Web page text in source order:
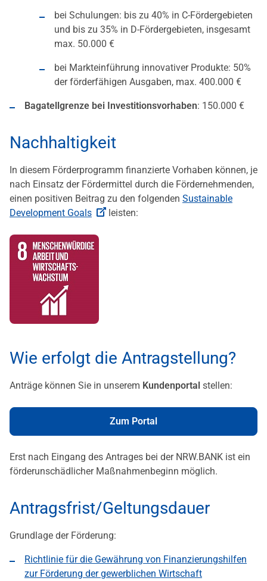
bei Schulungen: bis zu 40% in C-Fördergebieten
und bis zu 35% in D-Fördergebieten, insgesamt
max. 50.000 €
bei Markteinführung innovativer Produkte: 50%
der förderfähigen Ausgaben, max. 400.000 €
Bagatellgrenze bei Investitionsvorhaben: 150.000 €
Nachhaltigkeit
In diesem Förderprogramm finanzierte Vorhaben können, je
nach Einsatz der Fördermittel durch die Fördernehmenden,
einen positiven Beitrag zu den folgenden Sustainable
Development Goals
leisten:
Wie erfolgt die Antragstellung?
Anträge können Sie in unserem Kundenportal stellen:
Zum Portal
Erst nach Eingang des Antrages bei der NRW.BANK ist ein
förderunschädlicher Maßnahmenbeginn möglich.
Antragsfrist/Geltungsdauer
Grundlage der Förderung:
Richtlinie für die Gewährung von Finanzierungshilfen
zur Förderung der gewerblichen Wirtschaft